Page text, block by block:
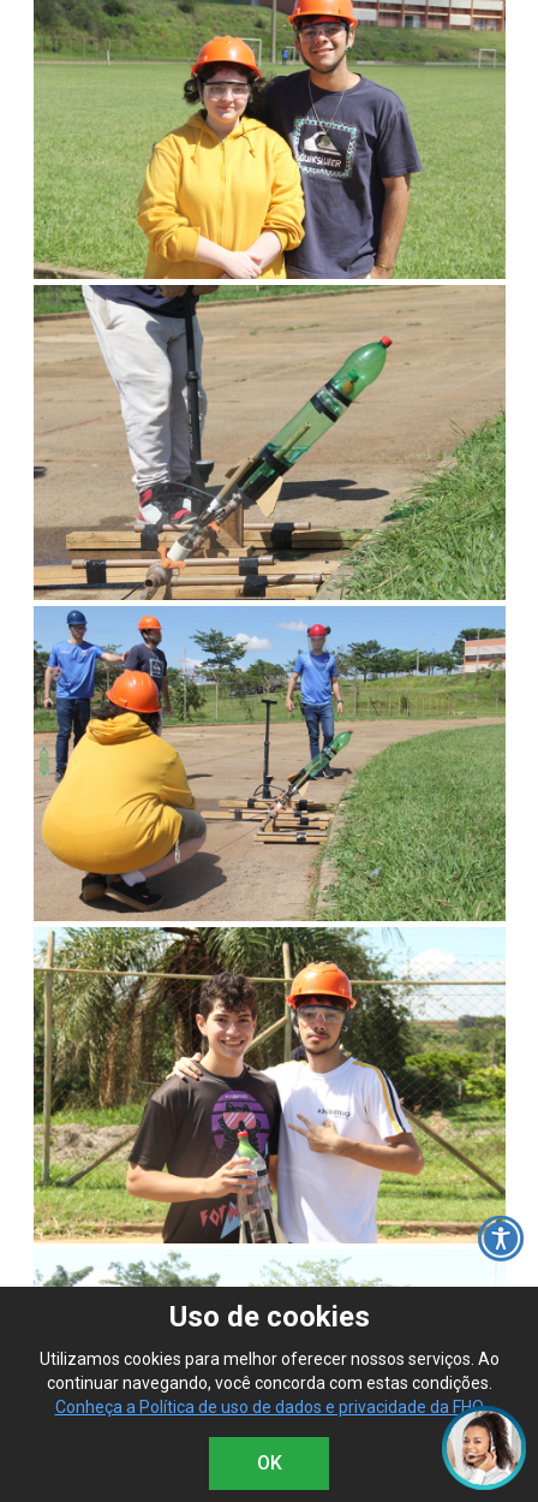
Uso de cookies
Utilizamos cookies para melhor oferecer nossos serviços. Ao
continuar navegando, você concorda com estas condições.
Conheça a Política de uso de dados e privacidade da FHO
OK